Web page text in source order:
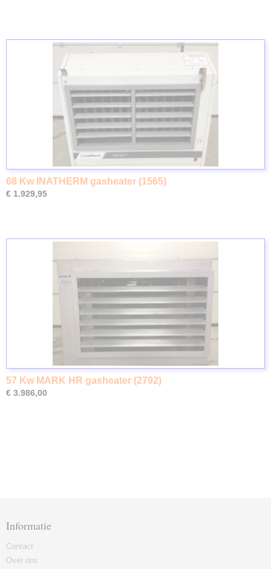
68 Kw INATHERM gasheater (1565)
€ 1.929,95
57 Kw MARK HR gasheater (2792)
€ 3.986,00
Informatie
Contact
Over ons